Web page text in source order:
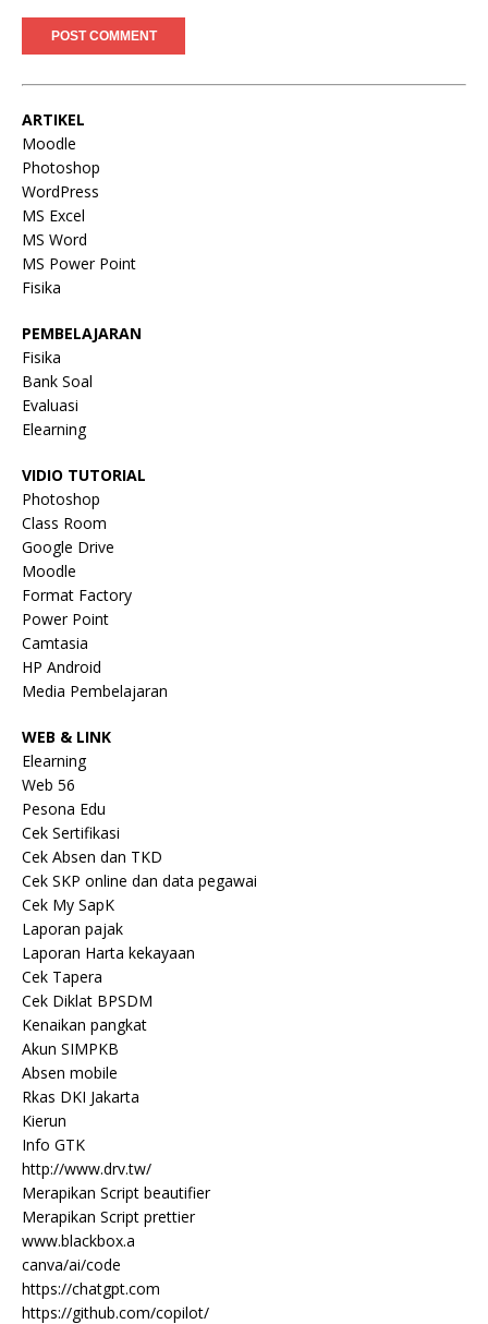
ARTIKEL
Moodle
Photoshop
WordPress
MS Excel
MS Word
MS Power Point
Fisika
PEMBELAJARAN
Fisika
Bank Soal
Evaluasi
Elearning
VIDIO TUTORIAL
Photoshop
Class Room
Google Drive
Moodle
Format Factory
Power Point
Camtasia
HP Android
Media Pembelajaran
WEB & LINK
Elearning
Web 56
Pesona Edu
Cek Sertifikasi
Cek Absen dan TKD
Cek SKP online dan data pegawai
Cek My SapK
Laporan pajak
Laporan Harta kekayaan
Cek Tapera
Cek Diklat BPSDM
Kenaikan pangkat
Akun SIMPKB
Absen mobile
Rkas DKI Jakarta
Kierun
Info GTK
http://www.drv.tw/
Merapikan Script beautifier
Merapikan Script prettier
www.blackbox.a
canva/ai/code
https://chatgpt.com
https://github.com/copilot/